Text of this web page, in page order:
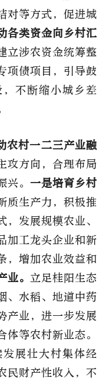
对等方式，促进城
各类资金向乡村汇
立涉农资金统筹整
项债项目，引导鼓
不断缩小城乡差
农村一二三产业融
攻方向，合理布局
。 一是培育乡村
质生产力，积极推
发展规模农业、
加工龙头企业和新
，增加农业效益和
。 立足桂阳生态
、水稻、地道中药
产业，进一步发展
等农村新业态。
发展壮大村集体经
民财产性收入，不